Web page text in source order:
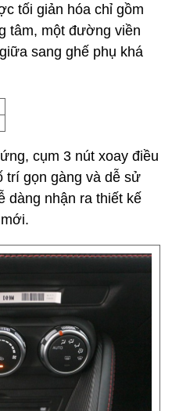
tối giản hóa chỉ gồm
tâm, một đường viền
sang ghế phụ khá
cụm 3 nút xoay điều
trí gọn gàng và dễ sử
dàng nhận ra thiết kế